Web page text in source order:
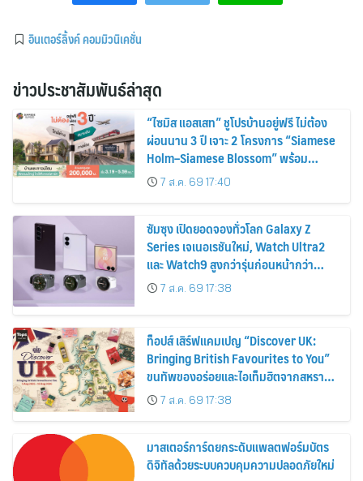
อินเตอร์ลิ้งค์ คอมมิวนิเคชั่น
ข่าวประชาสัมพันธ์ล่าสุด
“ไซมิส แอสเสท” ชูโปรบ้านอยู่ฟรี ไม่ต้อง
ผ่อนนาน 3 ปี เจาะ 2 โครงการ “Siamese
Holm–Siamese Blossom” พร้อม
ส่วนลดและสิทธิพิเศษถึง 31 สิงหาคม
2569
7 ส.ค. 69 17:40
ซัมซุง เปิดยอดจองทั่วโลก Galaxy Z
Series เจเนอเรชันใหม่, Watch Ultra2
และ Watch9 สูงกว่ารุ่นก่อนหน้ากว่า
30%7 ส.ค. 69 17:38
ท็อปส์ เสิร์ฟแคมเปญ “Discover UK:
Bringing British Favourites to You”
ขนทัพของอร่อยและไอเท็มฮิตจากสหราช
อาณาจักร ส่งตรงถึงมือตั้งแต่วันนี้ – 18
สิงหาคมนี้
7 ส.ค. 69 17:38
มาสเตอร์การ์ดยกระดับแพลตฟอร์มบัตร
ดิจิทัลด้วยระบบควบคุมความปลอดภัยใหม่